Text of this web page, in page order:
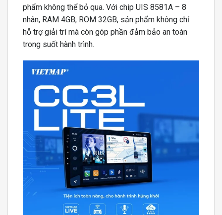
phẩm không thể bỏ qua. Với chip UIS 8581A – 8
nhân, RAM 4GB, ROM 32GB, sản phẩm không chỉ
hỗ trợ giải trí mà còn góp phần đảm bảo an toàn
trong suốt hành trình.